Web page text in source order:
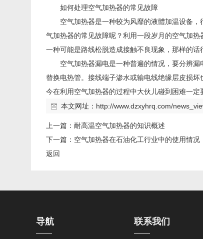
如何处理空气加热器的常见故障
空气加热器是一种较为风靡的液體加温设备
气加热器的常见故障呢？利用一段岁月的空气加
一种可能是路线松脱造成接触不良现象，那样的
空气加热器漏电是一种普遍的情况，要分辨
替换电热管。接线端子渗水或输电线绝缘层皮损
今在利用空气加热器的过程中大伙儿碰到困难一定
本文网址： http://www.dzxyhrq.com/
上一篇： 耐高温空气加热器的知识概述
下一篇： 空气加热器在石油化工行业中的使用情况
返回
导航 联系我们